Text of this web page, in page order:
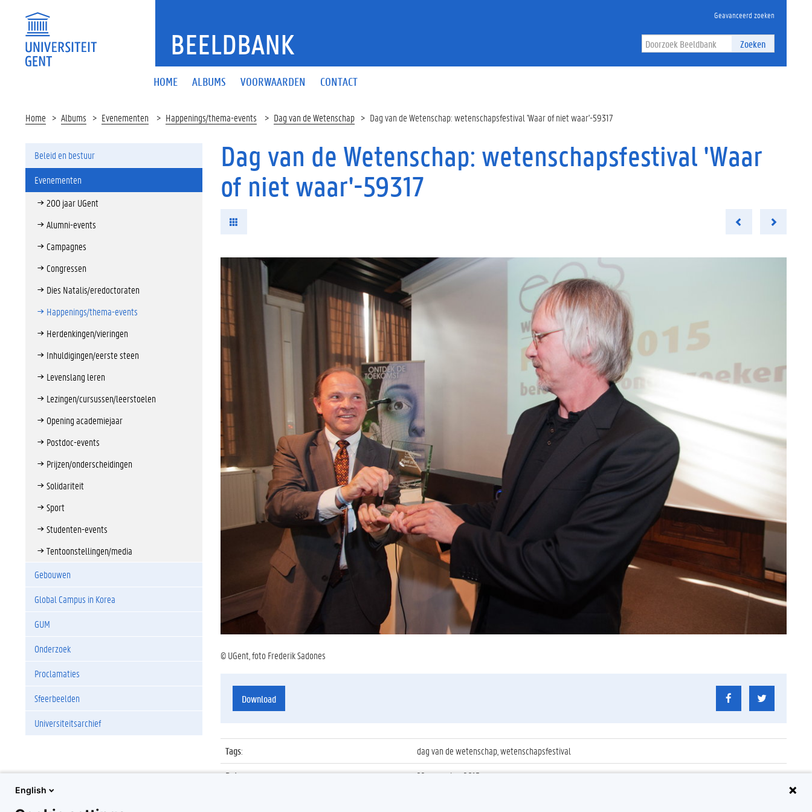
BEELDBANK
Geavanceerd zoeken
Zoeken
HOME ALBUMS VOORWAARDEN CONTACT
Home Albums Evenementen Happenings/thema-events Dag van de Wetenschap Dag van de Wetenschap: wetenschapsfestival 'Waar of niet waar'-59317
Beleid en bestuur
Evenementen
200 jaar UGent
Alumni-events
Campagnes
Congressen
Dies Natalis/eredoctoraten
Happenings/thema-events
Herdenkingen/vieringen
Inhuldigingen/eerste steen
Levenslang leren
Lezingen/cursussen/leerstoelen
Opening academiejaar
Postdoc-events
Prijzen/onderscheidingen
Solidariteit
Sport
Studenten-events
Tentoonstellingen/media
Gebouwen
Global Campus in Korea
GUM
Onderzoek
Proclamaties
Sfeerbeelden
Universiteitsarchief
Dag van de Wetenschap: wetenschapsfestival 'Waar
of niet waar'-59317
© UGent, foto Frederik Sadones
Download
Tags:
dag van de wetenschap, wetenschapsfestival
Datum:
22 november 2015
English